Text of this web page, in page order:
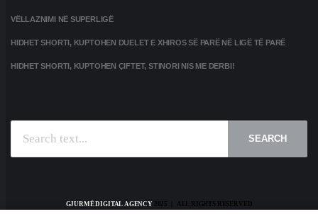
VËLLAZNIMI NË SUPERLIGË
HIDHET SHORTI, KUPTOHEN DUELET E XHIROS SË PARË NË LIGË TË PARË
HIDHET SHORTI, KUPTOHEN ÇIFTET, STINORI NIS ME DERBI!
SEARCH
GJURMË DIGITAL AGENCY2025 | ALL RIGHTS RESERVED